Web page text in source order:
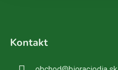
Kontakt